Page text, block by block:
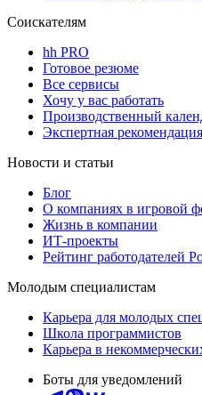
Соискателям
hh PRO
Готовое резюме
Все сервисы
Хочу у вас работать
Производственный
Экспертная рекомендация
Новости и статьи
Блог
О компаниях в игровой
Жизнь в компании
ИТ-проекты
Рейтинг работодателей
Молодым специалистам
Карьера для молодых
Школа программистов
Карьера в
Боты для уведомлений